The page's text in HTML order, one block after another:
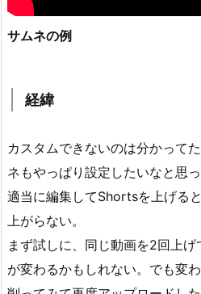
サムネの例
経緯
カスタムできないのは分かって
ネもやっぱり設定したいなと思っ
適当に編集してShortsを上げる
上がらない。
まず試しに、同じ動画を2回上
が変わるかもしれない。でも変